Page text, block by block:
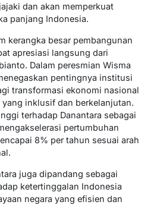
dan akan memperkuat
panjang Indonesia.
kerangka besar pembangunan
apresiasi langsung dari
Dalam peresmian Wisma
pentingnya institusi
transformasi ekonomi nasional
inklusif dan berkelanjutan.
terhadap Danantara sebagai
pertumbuhan
8% per tahun sesuai arah
juga dipandang sebagai
ketertinggalan Indonesia
negara yang efisien dan